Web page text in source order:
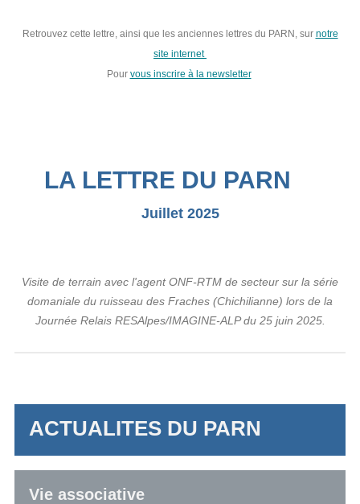
Retrouvez cette lettre, ainsi que les anciennes lettres du PARN, sur notre
site internet
Pour vous inscrire à la newsletter
LA LETTRE DU PARN
Juillet 2025
Visite de terrain avec l'agent ONF-RTM de secteur sur la série
domaniale du ruisseau des Fraches (Chichilianne) lors de la
Journée Relais RESAlpes/IMAGINE-ALP du 25 juin 2025.
ACTUALITES DU PARN
Vie associative